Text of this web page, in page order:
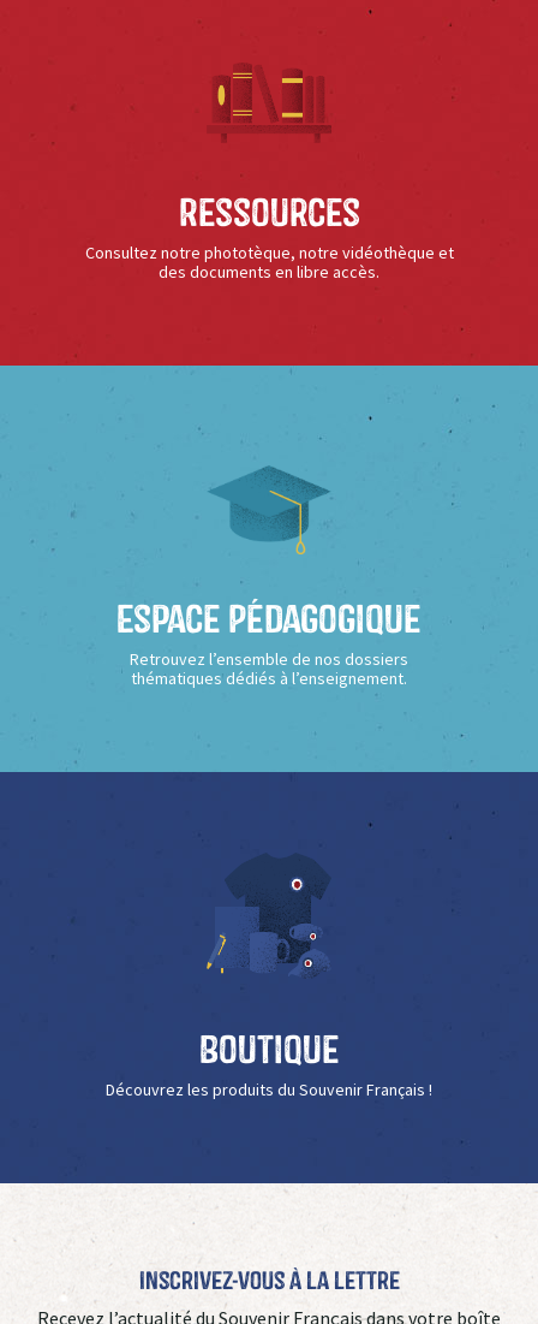
Ressources
Consultez notre phototèque, notre vidéothèque et
des documents en libre accès.
Espace Pédagogique
Retrouvez l’ensemble de nos dossiers
thématiques dédiés à l’enseignement.
Boutique
Découvrez les produits du Souvenir Français !
Inscrivez-vous à La Lettre
Recevez l’actualité du Souvenir Français dans votre boîte